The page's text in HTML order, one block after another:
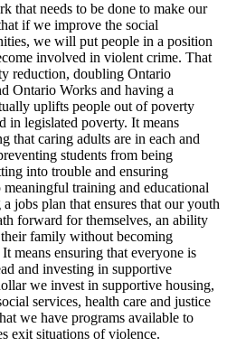
that needs to be done to make our
if we improve the social
we will put people in a position
involved in violent crime. That
reduction, doubling Ontario
Ontario Works and having a
uplifts people out of poverty
in legislated poverty. It means
that caring adults are in each and
students from being
into trouble and ensuring
training and educational
jobs plan that ensures that our youth
forward for themselves, an ability
family without becoming
means ensuring that everyone is
and investing in supportive
we invest in supportive housing,
services, health care and justice
we have programs available to
exit situations of violence.